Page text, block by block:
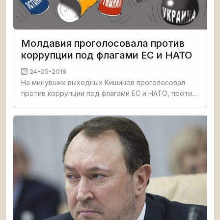
Молдавия проголосовала против
коррупции под флагами ЕС и НАТО
24-05-2018
На минувших выходных Кишинёв проголосовал
против коррупции под флагами ЕС и НАТО, против
националистами, против разбитых дорог и